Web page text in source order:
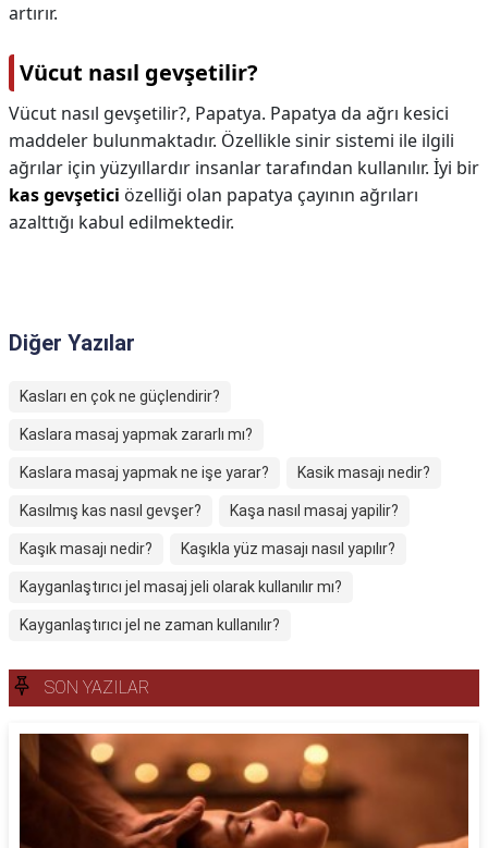
artırır.
Vücut nasıl gevşetilir?
Vücut nasıl gevşetilir?, Papatya. Papatya da ağrı kesici
maddeler bulunmaktadır. Özellikle sinir sistemi ile ilgili
ağrılar için yüzyıllardır insanlar tarafından kullanılır. İyi bir
kas gevşetici özelliği olan papatya çayının ağrıları
azalttığı kabul edilmektedir.
Diğer Yazılar
Kasları en çok ne güçlendirir?
Kaslara masaj yapmak zararlı mı?
Kaslara masaj yapmak ne işe yarar? Kasik masajı nedir?
Kasılmış kas nasıl gevşer? Kaşa nasıl masaj yapilir?
Kaşık masajı nedir? Kaşıkla yüz masajı nasıl yapılır?
Kayganlaştırıcı jel masaj jeli olarak kullanılır mı?
Kayganlaştırıcı jel ne zaman kullanılır?
SON YAZILAR